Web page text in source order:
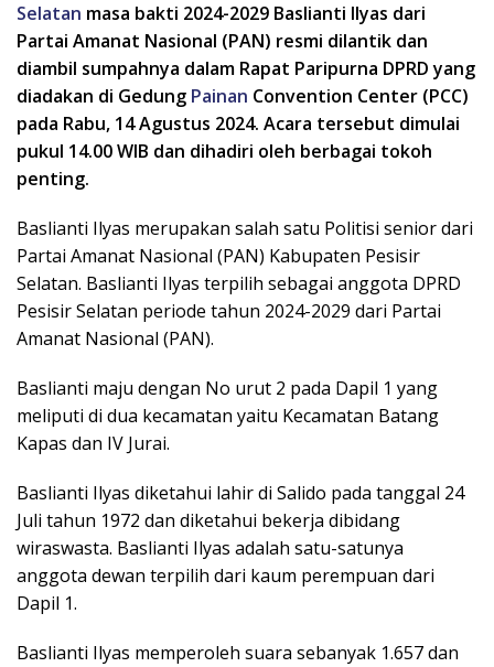
Selatan masa bakti 2024-2029 Baslianti Ilyas dari
Partai Amanat Nasional (PAN) resmi dilantik dan
diambil sumpahnya dalam Rapat Paripurna DPRD yang
diadakan di Gedung Painan Convention Center (PCC)
pada Rabu, 14 Agustus 2024. Acara tersebut dimulai
pukul 14.00 WIB dan dihadiri oleh berbagai tokoh
penting.
Baslianti Ilyas merupakan salah satu Politisi senior dari
Partai Amanat Nasional (PAN) Kabupaten Pesisir
Selatan. Baslianti Ilyas terpilih sebagai anggota DPRD
Pesisir Selatan periode tahun 2024-2029 dari Partai
Amanat Nasional (PAN).
Baslianti maju dengan No urut 2 pada Dapil 1 yang
meliputi di dua kecamatan yaitu Kecamatan Batang
Kapas dan IV Jurai.
Baslianti Ilyas diketahui lahir di Salido pada tanggal 24
Juli tahun 1972 dan diketahui bekerja dibidang
wiraswasta. Baslianti Ilyas adalah satu-satunya
anggota dewan terpilih dari kaum perempuan dari
Dapil 1.
Baslianti Ilyas memperoleh suara sebanyak 1.657 dan